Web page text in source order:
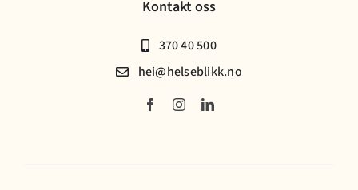
Kontakt oss
370 40 500
hei@helseblikk.no